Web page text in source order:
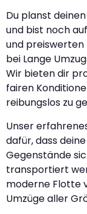
Du planst
und bist noch
und preiswerten
bei Lange
Wir bieten dir
fairen
reibungslos zu
Unser
dafür, dass
Gegenstände
transportiert
moderne Flotte
Umzüge aller